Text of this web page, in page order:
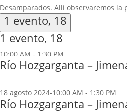
Desamparados. Allí observaremos la
1 evento, 18
1 evento, 18
10:00 AM - 1:30 PM
Río Hozgarganta –
18 agosto 2024-10:00 AM - 1:30 PM
Río Hozgarganta –